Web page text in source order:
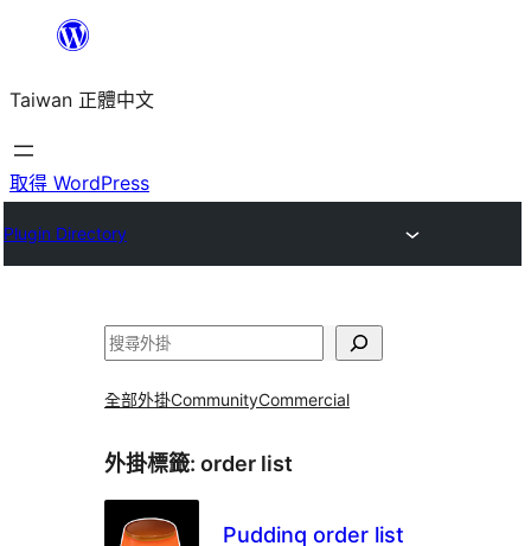
主
要
內
Taiwan 正體中文
取得 WordPress
Plugin Directory
搜
全部外掛CommunityCommercial
外掛標籤: order list
Puddinq order list